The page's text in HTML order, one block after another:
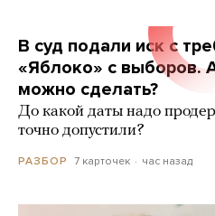
В суд подали иск с
«Яблоко» с выборов.
можно сделать?
До какой даты надо
точно допустили?
РАЗБОР 7 карточек час назад